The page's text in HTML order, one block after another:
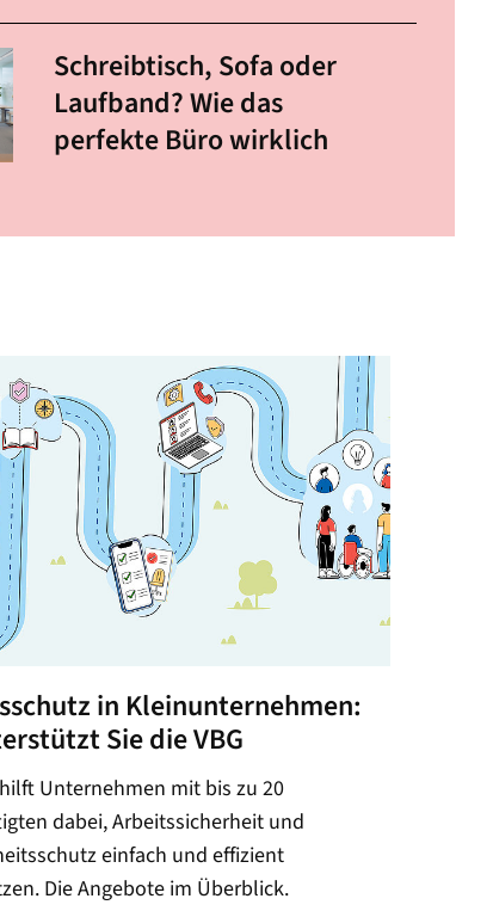
Schreibtisch, Sofa oder
Laufband? Wie das
perfekte Büro wirklich
Praxis aussehen könnte.
Welcher Bürotyp sind Sie?
Das Büro – ein Biotop mit ganz
eigenen Spezies. Zu welcher
gehören Sie? Und wie können Sie
gesund und sicher arbeiten? Finden
Sie es im Quiz heraus.
Sicher in die Pause
und wirken sich positiv auf
Produktivität und
Arbeitsatmosphäre aus. Doch ist
man in Pausen auch bei Unfällen
in Kleinunternehmen:
Sie die VBG
hilft Unternehmen mit bis zu 20
dabei, Arbeitssicherheit und
einfach und effizient
Die Angebote im Überblick.